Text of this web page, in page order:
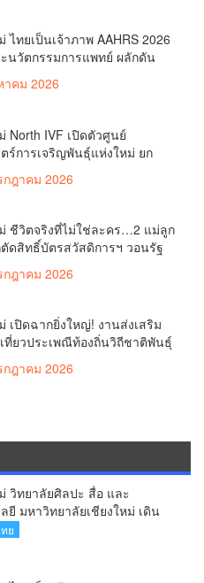
ไทยเป็นเจ้าภาพ AAHRS 2026
นวัตกรรมการแพทย์ ผลักดัน
Hub และศูนย์กลางปลูกผมแห่ง
ลิป)
าคม 2026
North IVF เปิดตัวศูนย์
ร์การเจริญพันธุ์แห่งใหม่ ยก
องภูมิภาค(คลิป)
กฎาคม 2026
ชีวิตจริงที่ไม่ใช่ละคร…2 แม่ลูก
ดสิทธิ์บัตรสวัสดิการฯ วอนรัฐ
กณฑ์ช่วยคนจน(คลิป)
กฎาคม 2026
เปิดฉากยิ่งใหญ่! งานส่งเสริม
ที่ยวประเพณีท้องถิ่นวิถีชาติพันธุ์
ลิป)
กฎาคม 2026
วิทยาลัยศิลปะ สื่อ และ
ยี มหาวิทยาลัยเชียงใหม่ เดิน
งแรงบันดาลใจจัดกิจกรรม
ย